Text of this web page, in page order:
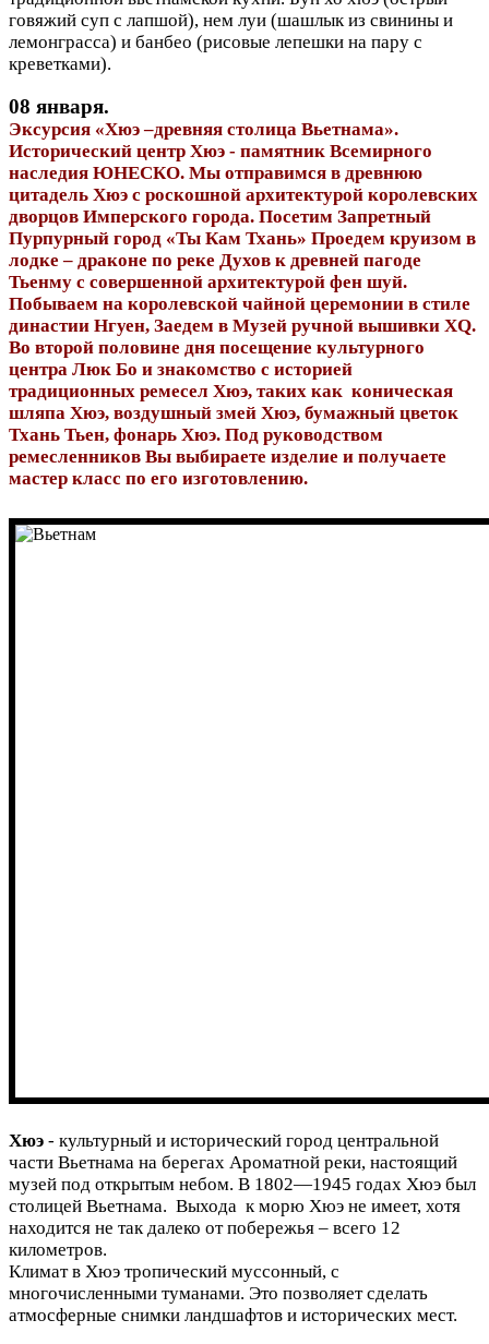
говяжий суп с лапшой), нем луи (шашлык из свинины и
лемонграсса) и банбео (рисовые лепешки на пару с
креветками).
08 января.
Эксурсия «Хюэ –древняя столица Вьетнама».
Исторический центр Хюэ - памятник Всемирного
наследия ЮНЕСКО. Мы отправимся в древнюю
цитадель Хюэ с роскошной архитектурой королевских
дворцов Имперского города. Посетим Запретный
Пурпурный город «Ты Кам Тхань» Проедем круизом в
лодке – драконе по реке Духов к древней пагоде
Тьенму с совершенной архитектурой фен шуй.
Побываем на королевской чайной церемонии в стиле
династии Нгуен, Заедем в Музей ручной вышивки XQ.
Во второй половине дня посещение культурного
центра Люк Бо и знакомство с историей
традиционных ремесел Хюэ, таких как коническая
шляпа Хюэ, воздушный змей Хюэ, бумажный цветок
Тхань Тьен, фонарь Хюэ. Под руководством
ремесленников Вы выбираете изделие и получаете
мастер класс по его изготовлению.
Хюэ - культурный и исторический город центральной
части Вьетнама на берегах Ароматной реки, настоящий
музей под открытым небом. В 1802—1945 годах Хюэ был
столицей Вьетнама. Выхода к морю Хюэ не имеет, хотя
находится не так далеко от побережья – всего 12
километров.
Климат в Хюэ тропический муссонный, с
многочисленными туманами. Это позволяет сделать
атмосферные снимки ландшафтов и исторических мест.